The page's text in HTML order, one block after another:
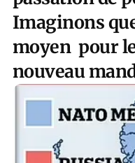
Imaginons
moyen pour
nouveau